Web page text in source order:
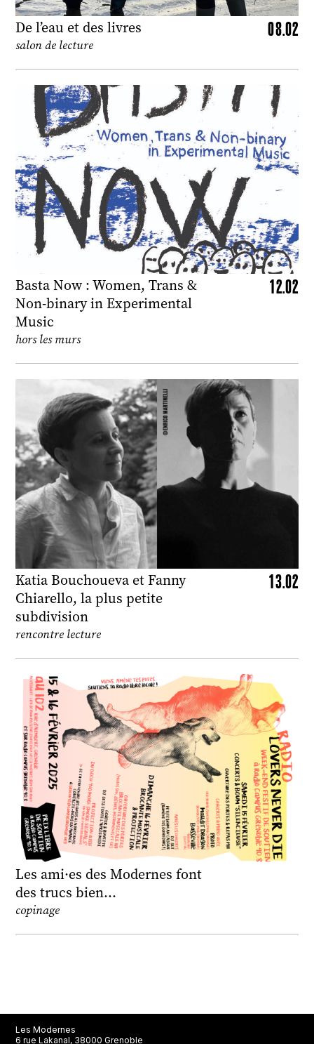
De l’eau et des livres 08.02
salon de lecture
Basta Now : Women, Trans &
Non-binary in Experimental
Music
12.02
hors les murs
Katia Bouchoueva et Fanny
Chiarello, la plus petite
subdivision
13.02
rencontre lecture
Les ami·es des Modernes font
des trucs bien…
copinage
Les Modernes
6 rue Lakanal, 38000 Grenoble